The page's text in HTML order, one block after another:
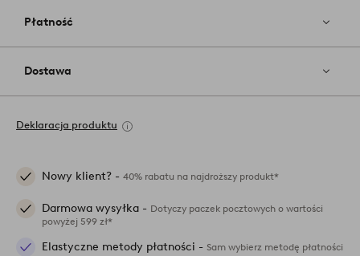
Płatność
Dostawa
Deklaracja produktu
Nowy klient? - 40% rabatu na najdroższy produkt*
Darmowa wysyłka - Dotyczy paczek pocztowych o wartości
powyżej 599 zł*
Elastyczne metody płatności - Sam wybierz metodę płatności